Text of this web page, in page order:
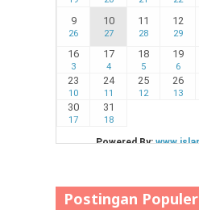
Postingan Populer